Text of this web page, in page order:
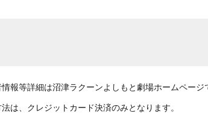
報等詳細は沼津ラクーンよしもと劇場ホームページ
は、クレジットカード決済のみとなります。